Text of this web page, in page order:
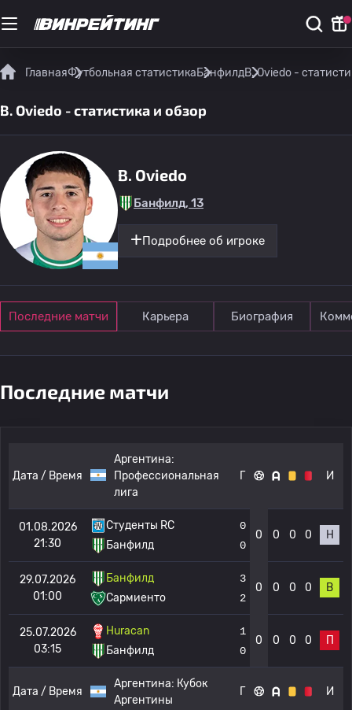
ГлавнаяФутбольная статистикаБанфилдB. Oviedo -
B. Oviedo - статистика и обзор
B. Oviedo
Банфилд, 13
Подробнее об игроке
Последние матчи Карьера Биография
Последние матчи
Дата / Время
Аргентина:
Профессиональная
лига
Г И
01.08.2026
21:30
Студенты RC
Банфилд
0
0
0 0 0 0 Н
29.07.2026
01:00
Банфилд
Сармиенто
3
2
0 0 0 0 В
25.07.2026
03:15
Huracan
Банфилд
1
0
0 0 0 0 П
Дата / Время
Аргентина: Кубок
Аргентины
Г И